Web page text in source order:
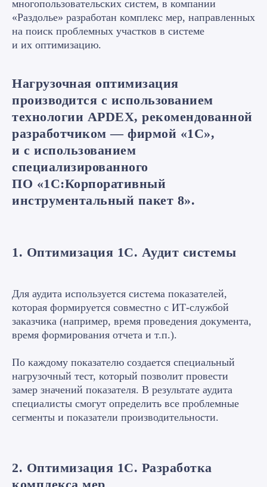
многопользовательских систем, в компании
«Раздолье» разработан комплекс мер, направленных
на поиск проблемных участков в системе
и их оптимизацию.
Нагрузочная оптимизация
производится с использованием
технологии APDEX, рекомендованной
разработчиком — фирмой «1С»,
и с использованием
специализированного
ПО «1С:Корпоративный
инструментальный пакет 8».
1. Оптимизация 1С. Аудит системы
Для аудита используется система показателей,
которая формируется совместно с ИТ-службой
заказчика (например, время проведения документа,
время формирования отчета и т.п.).
По каждому показателю создается специальный
нагрузочный тест, который позволит провести
замер значений показателя. В результате аудита
специалисты смогут определить все проблемные
сегменты и показатели производительности.
2. Оптимизация 1С. Разработка